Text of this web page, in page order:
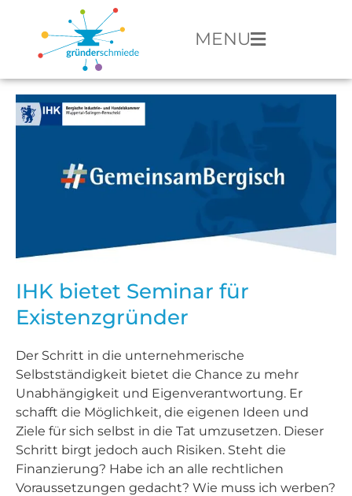
MENU
IHK bietet Seminar für
Existenzgründer
Der Schritt in die unternehmerische
Selbstständigkeit bietet die Chance zu mehr
Unabhängigkeit und Eigenverantwortung. Er
schafft die Möglichkeit, die eigenen Ideen und
Ziele für sich selbst in die Tat umzusetzen. Dieser
Schritt birgt jedoch auch Risiken. Steht die
Finanzierung? Habe ich an alle rechtlichen
Voraussetzungen gedacht? Wie muss ich werben?